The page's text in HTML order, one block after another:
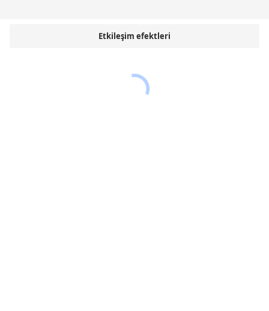
Etkileşim efektleri